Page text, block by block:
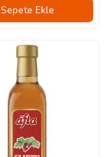
Sepete Ekle